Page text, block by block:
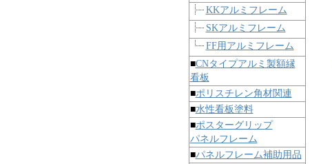
KKアルミフレーム
SKアルミフレーム
FF用アルミフレーム
■CNタイプアルミ製額縁
看板
■ポリスチレン角材関連
■水性看板塗料
■ポスターグリップ
パネルフレーム
■パネルフレーム補助用品